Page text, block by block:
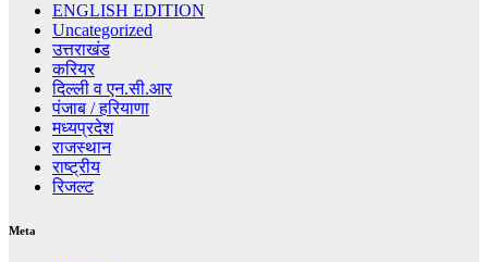
ENGLISH EDITION
Uncategorized
उत्तराखंड
करियर
दिल्ली व एन.सी.आर
पंजाब / हरियाणा
मध्यप्रदेश
राजस्थान
राष्ट्रीय
रिजल्ट
Meta